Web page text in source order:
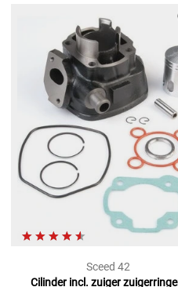
Sceed 42
Cilinder incl. zuiger